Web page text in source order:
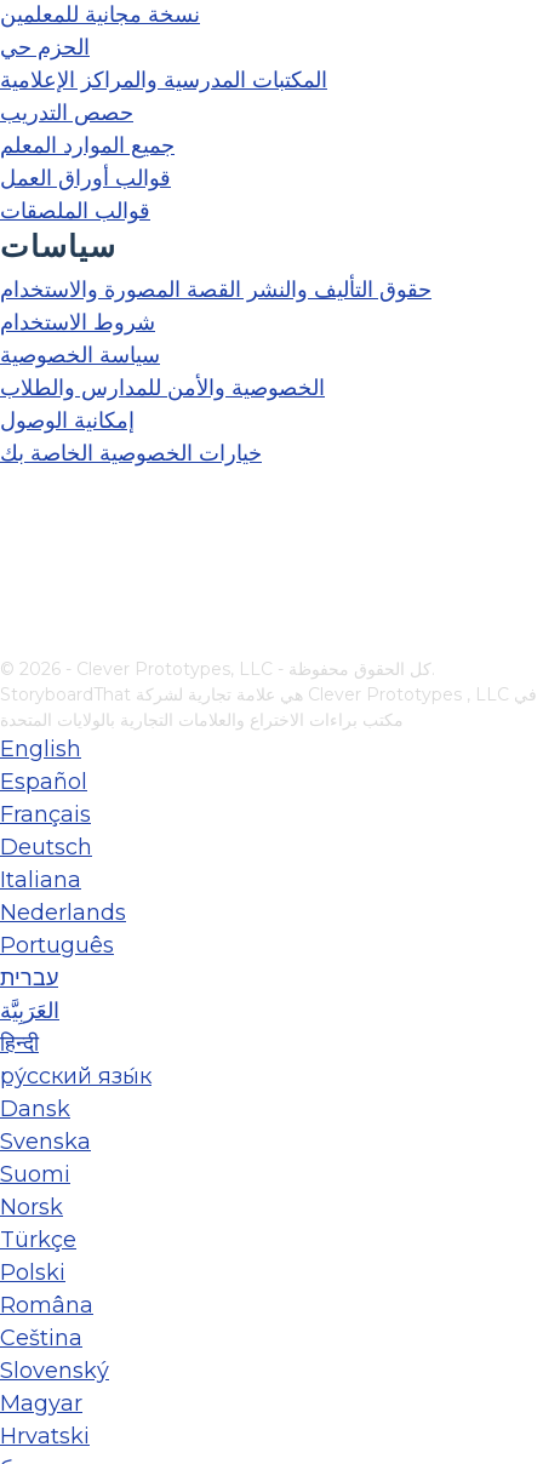
نسخة مجانية للمعلمين
الحزم حي
المكتبات المدرسية والمراكز الإعلامية
حصص التدريب
جميع الموارد المعلم
قوالب أوراق العمل
قوالب الملصقات
سياسات
حقوق التأليف والنشر القصة المصورة والاستخدام
شروط الاستخدام
سياسة الخصوصية
الخصوصية والأمن للمدارس والطلاب
إمكانية الوصول
خيارات الخصوصية الخاصة بك
© 2026 - Clever Prototypes, LLC - كل الحقوق محفوظة.
Clever Prototypes , LLC
مكتب براءات الاختراع والعلامات التجارية بالولايات المتحدة
English
Español
Français
Deutsch
Italiana
Nederlands
Português
עברית
العَرَبِيَّة
हिन्दी
ру́сский язы́к
Dansk
Svenska
Suomi
Norsk
Türkçe
Polski
Româna
Ceština
Slovenský
Magyar
Hrvatski